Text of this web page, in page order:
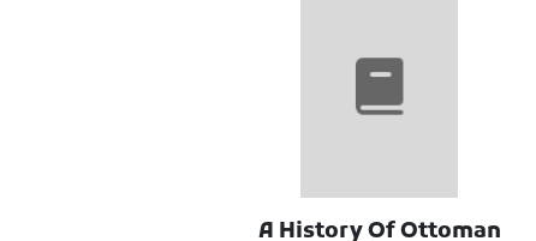
A History Of Ottoman